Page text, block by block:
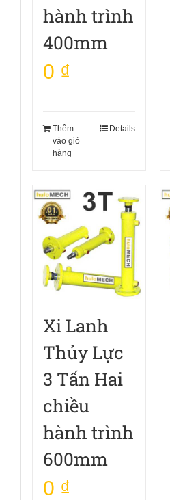
hành trình
400mm
0 ₫
Thêm
vào giỏ
hàng
Details
Xi Lanh
Thủy Lực
3 Tấn Hai
chiều
hành trình
600mm
0 ₫